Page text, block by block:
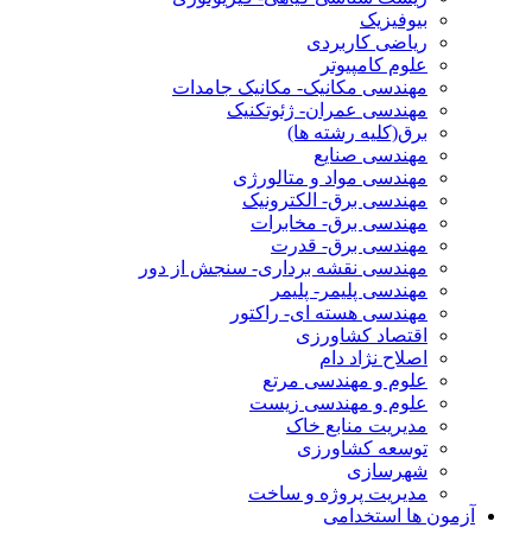
بیوفیزیک
ریاضی کاربردی
علوم کامپیوتر
مهندسی مکانیک- مکانیک جامدات
مهندسی عمران- ژئوتکنیک
برق(کلیه رشته ها)
مهندسی صنایع
مهندسی مواد و متالورژی
مهندسی برق- الکترونیک
مهندسی برق- مخابرات
مهندسی برق- قدرت
مهندسی نقشه برداری- سنجش از دور
مهندسی پلیمر- پلیمر
مهندسی هسته ای- راکتور
اقتصاد کشاورزی
اصلاح نژاد دام
علوم و مهندسی مرتع
علوم و مهندسی زیست
مدیریت منابع خاک
توسعه کشاورزی
شهرسازی
مدیریت پروژه و ساخت
آزمون ها استخدامی